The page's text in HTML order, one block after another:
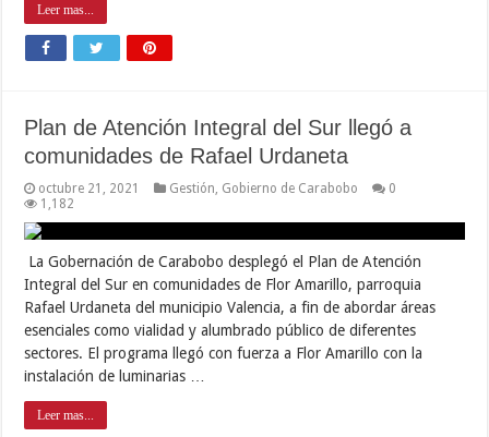
Leer mas...
Plan de Atención Integral del Sur llegó a
comunidades de Rafael Urdaneta
octubre 21, 2021 Gestión Gobierno de Carabobo
0
1,182
La Gobernación de Carabobo desplegó el Plan de Atención
Integral del Sur en comunidades de Flor Amarillo, parroquia
Rafael Urdaneta del municipio Valencia, a fin de abordar áreas
esenciales como vialidad y alumbrado público de diferentes
sectores. El programa llegó con fuerza a Flor Amarillo con la
instalación de luminarias …
Leer mas...